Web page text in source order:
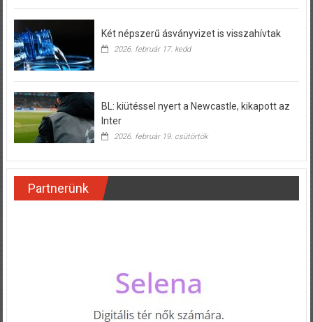
Két népszerű ásványvizet is visszahívtak
2026. február 17. kedd
BL: kiütéssel nyert a Newcastle, kikapott az
Inter
2026. február 19. csütörtök
Partnerünk